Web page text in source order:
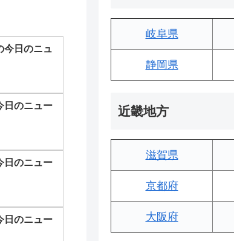
今日のニュ
日のニュー
日のニュー
日のニュー
岐阜県
静岡県
近畿地方
滋賀県
京都府
大阪府